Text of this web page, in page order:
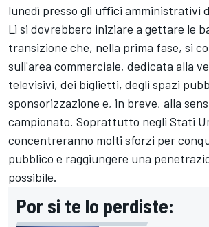
lunedì presso gli uffici amministrativi
Lì si dovrebbero iniziare a gettare le
transizione che, nella prima fase, si
sull'area commerciale, dedicata alla
televisivi, dei biglietti, degli spazi
sponsorizzazione e, in breve, alla
campionato. Soprattutto negli Stati
concentreranno molti sforzi per
pubblico e raggiungere una
possibile.
Por si te lo perdiste: